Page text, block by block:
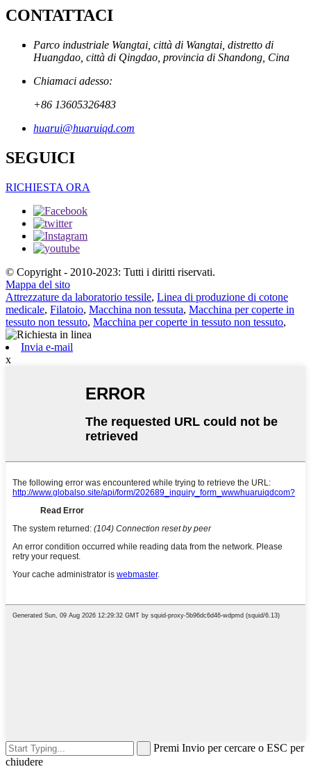
CONTATTACI
Parco industriale Wangtai, città di Wangtai, distretto di
Huangdao, città di Qingdao, provincia di Shandong, Cina
Chiamaci adesso:
+86 13605326483
huarui@huaruiqd.com
SEGUICI
RICHIESTA ORA
© Copyright - 2010-2023: Tutti i diritti riservati.
Mappa del sito
Attrezzature da laboratorio tessile, Linea di produzione di cotone
medicale, Filatoio, Macchina non tessuta, Macchina per coperte in
tessuto non tessuto, Macchina per coperte in tessuto non tessuto,
Invia e-mail
x
Premi Invio per cercare o ESC per
chiudere